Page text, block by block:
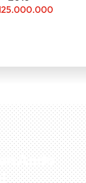
Anda